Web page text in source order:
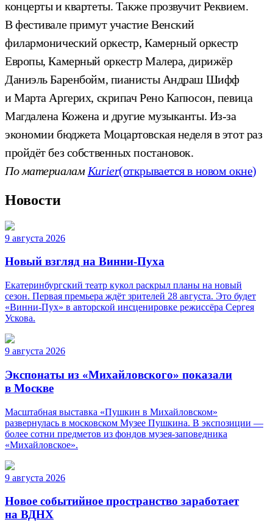
концерты и квартеты. Также прозвучит Реквием.
В фестивале примут участие Венский
филармонический оркестр, Камерный оркестр
Европы, Камерный оркестр Малера, дирижёр
Даниэль Баренбойм, пианисты Андраш Шифф
и Марта Аргерих, скрипач Рено Капюсон, певица
Магдалена Кожена и другие музыканты. Из-за
экономии бюджета Моцартовская неделя в этот раз
пройдёт без собственных постановок.
По материалам Kurier(открывается в новом окне)
Новости
9 августа 2026
Новый взгляд на Винни-Пуха
Екатеринбургский театр кукол раскрыл планы на новый
сезон. Первая премьера ждёт зрителей 28 августа. Это будет
«Винни-Пух» в авторской инсценировке режиссёра Сергея
Ускова.
9 августа 2026
Экспонаты из «Михайловского» показали
в Москве
Масштабная выставка «Пушкин в Михайловском»
развернулась в московском Музее Пушкина. В экспозиции —
более сотни предметов из фондов музея-заповедника
«Михайловское».
9 августа 2026
Новое событийное пространство заработает
на ВДНХ